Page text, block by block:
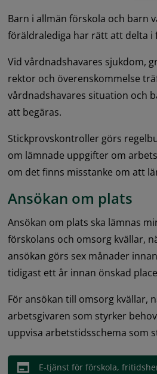
Barn i allmän förskola och barn
föräldralediga har rätt att delta i
Vid vårdnadshavares sjukdom,
rektor och överenskommelse
vårdnadshavares situation och
att begäras.
Stickprovskontroller görs
om lämnade uppgifter om
om det finns misstanke om att
Ansökan om plats
Ansökan om plats ska lämnas
förskolans och omsorg kvällar,
ansökan görs sex månader
tidigast ett år innan önskad
För ansökan till omsorg kvällar,
arbetsgivaren som styrker
uppvisa arbetstidsschema som
E-tjänst för förskola,